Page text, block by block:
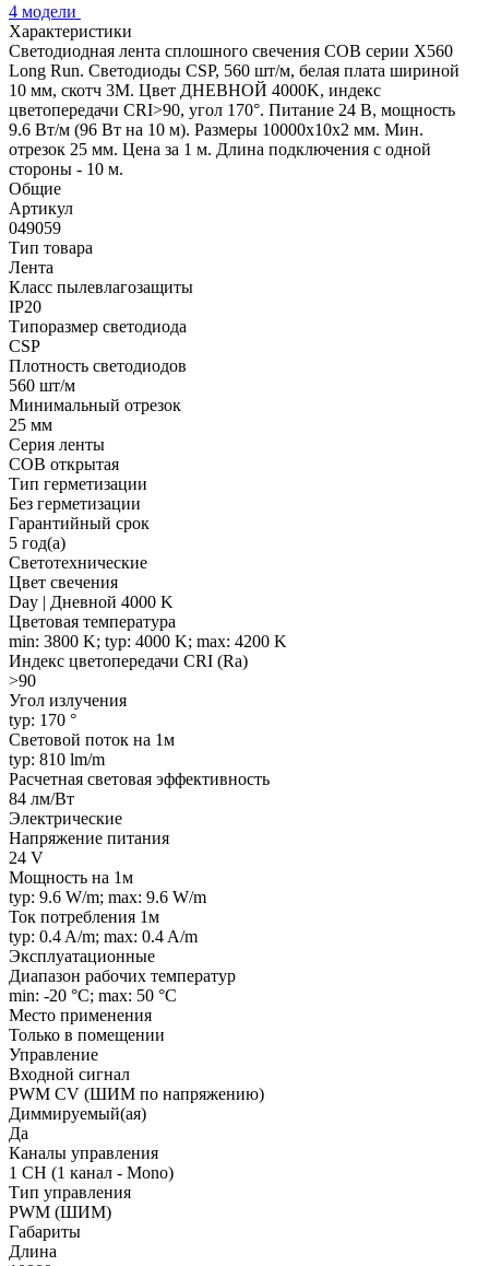
4 модели
Характеристики
Светодиодная лента сплошного свечения COB серии X560
Long Run. Светодиоды CSP, 560 шт/м, белая плата шириной
10 мм, скотч 3M. Цвет ДНЕВНОЙ 4000K, индекс
цветопередачи CRI>90, угол 170°. Питание 24 В, мощность
9.6 Вт/м (96 Вт на 10 м). Размеры 10000х10х2 мм. Мин.
отрезок 25 мм. Цена за 1 м. Длина подключения с одной
стороны - 10 м.
Общие
Артикул
049059
Тип товара
Лента
Класс пылевлагозащиты
IP20
Типоразмер светодиода
CSP
Плотность светодиодов
560 шт/м
Минимальный отрезок
25 мм
Серия ленты
COB открытая
Тип герметизации
Без герметизации
Гарантийный срок
5 год(а)
Светотехнические
Цвет свечения
Day | Дневной 4000 K
Цветовая температура
min: 3800 K; typ: 4000 K; max: 4200 K
Индекс цветопередачи CRI (Ra)
>90
Угол излучения
typ: 170 °
Световой поток на 1м
typ: 810 lm/m
Расчетная световая эффективность
84 лм/Вт
Электрические
Напряжение питания
24 V
Мощность на 1м
typ: 9.6 W/m; max: 9.6 W/m
Ток потребления 1м
typ: 0.4 A/m; max: 0.4 A/m
Эксплуатационные
Диапазон рабочих температур
min: -20 °C; max: 50 °C
Место применения
Только в помещении
Управление
Входной сигнал
PWM СV (ШИМ по напряжению)
Диммируемый(ая)
Да
Каналы управления
1 CH (1 канал - Mono)
Тип управления
PWM (ШИМ)
Габариты
Длина